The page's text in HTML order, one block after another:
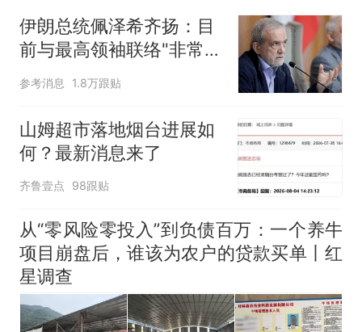
回大海 目击者直呼震惊 （视频
来源：参考消息）
笔试第一被第二名传话劝弃考
官方通报
那个在床头放菜刀的女孩，
人生
伊朗总统佩泽希齐扬：目
前与最高领袖联络"非常困
难"
参考消息 1.8万跟贴
山姆超市落地烟台进展如
何？最新消息来了
齐鲁壹点 98跟贴
从“零风险零投入”到负债百万：一个养牛
项目崩盘后，谁该为农户的贷款买单丨红
星调查